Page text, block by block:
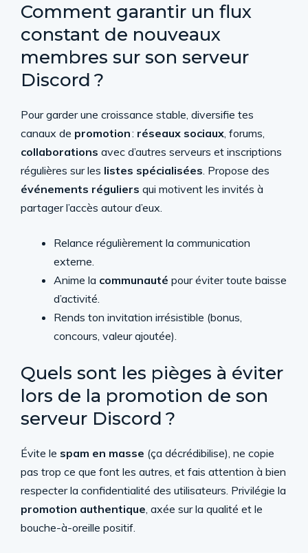
Comment garantir un flux
constant de nouveaux
membres sur son serveur
Discord ?
Pour garder une croissance stable, diversifie tes
canaux de promotion: réseaux sociaux, forums,
collaborations avec d’autres serveurs et inscriptions
régulières sur les listes spécialisées. Propose des
événements réguliers qui motivent les invités à
partager l’accès autour d’eux.
Relance régulièrement la communication
externe.
Anime la communauté pour éviter toute baisse
d’activité.
Rends ton invitation irrésistible (bonus,
concours, valeur ajoutée).
Quels sont les pièges à éviter
lors de la promotion de son
serveur Discord ?
Évite le spam en masse (ça décrédibilise), ne copie
pas trop ce que font les autres, et fais attention à bien
respecter la confidentialité des utilisateurs. Privilégie la
promotion authentique, axée sur la qualité et le
bouche-à-oreille positif.